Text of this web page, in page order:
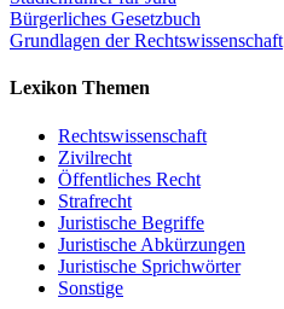
Bürgerliches Gesetzbuch
Grundlagen der Rechtswissenschaft
Lexikon Themen
Rechtswissenschaft
Zivilrecht
Öffentliches Recht
Strafrecht
Juristische Begriffe
Juristische Abkürzungen
Juristische Sprichwörter
Sonstige